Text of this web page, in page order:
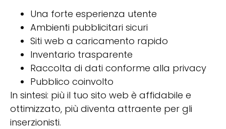
Una forte esperienza utente
Ambienti pubblicitari sicuri
Siti web a caricamento rapido
Inventario trasparente
Raccolta di dati conforme alla privacy
Pubblico coinvolto
In sintesi: più il tuo sito web è affidabile e
ottimizzato, più diventa attraente per gli
inserzionisti.